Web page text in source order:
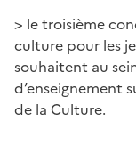
> le troisième
culture pour les
souhaitent au
d’enseignement
de la Culture.